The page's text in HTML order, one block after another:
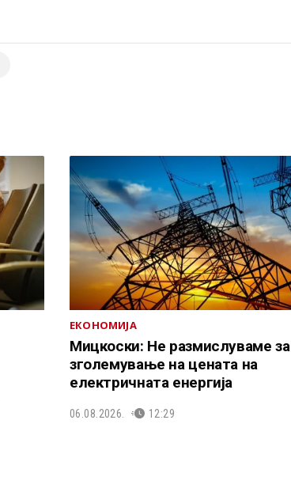
ЕКОНОМИЈА
Мицкоски: Не размислуваме за
зголемување на цената на
електричната енергија
06.08.2026. 12:29